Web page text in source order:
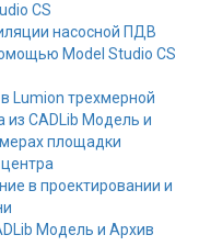
CS
насосной ПДВ
Model Studio CS
Lumion трехмерной
из CADLib Модель и
площадки
в проектировании и
Модель и Архив